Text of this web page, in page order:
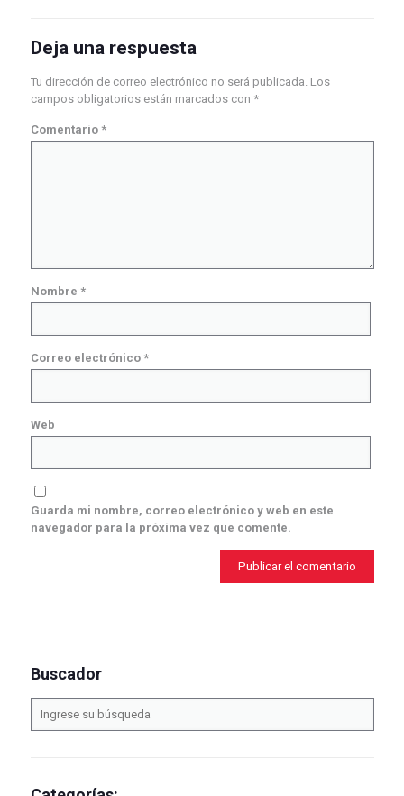
Deja una respuesta
Tu dirección de correo electrónico no será publicada. Los
campos obligatorios están marcados con *
Comentario *
Nombre *
Correo electrónico *
Web
Guarda mi nombre, correo electrónico y web en este
navegador para la próxima vez que comente.
Buscador